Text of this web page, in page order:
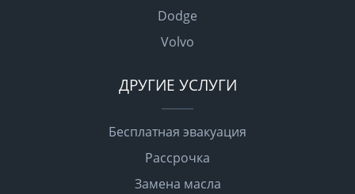
Dodge
Volvo
ДРУГИЕ УСЛУГИ
Бесплатная эвакуация
Рассрочка
Замена масла